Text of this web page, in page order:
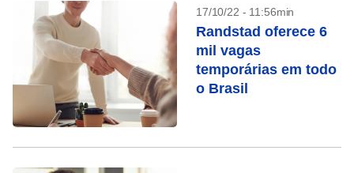
17/10/22 - 11:56min
Randstad oferece 6
mil vagas
temporárias em todo
o Brasil